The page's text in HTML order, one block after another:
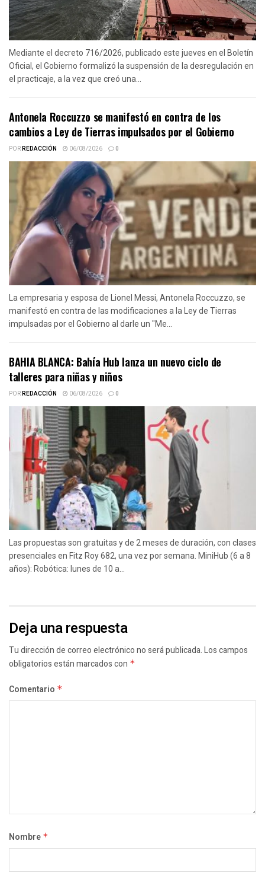
Mediante el decreto 716/2026, publicado este jueves en el Boletín
Oficial, el Gobierno formalizó la suspensión de la desregulación en
el practicaje, a la vez que creó una...
Antonela Roccuzzo se manifestó en contra de los
cambios a Ley de Tierras impulsados por el Gobierno
PORREDACCIÓN 06/08/2026 0
La empresaria y esposa de Lionel Messi, Antonela Roccuzzo, se
manifestó en contra de las modificaciones a la Ley de Tierras
impulsadas por el Gobierno al darle un "Me...
BAHIA BLANCA: Bahía Hub lanza un nuevo ciclo de
talleres para niñas y niños
PORREDACCIÓN 06/08/2026 0
Las propuestas son gratuitas y de 2 meses de duración, con clases
presenciales en Fitz Roy 682, una vez por semana. MiniHub (6 a 8
años): Robótica: lunes de 10 a...
Deja una respuesta
Tu dirección de correo electrónico no será publicada.Los campos
obligatorios están marcados con *
Comentario *
Nombre *